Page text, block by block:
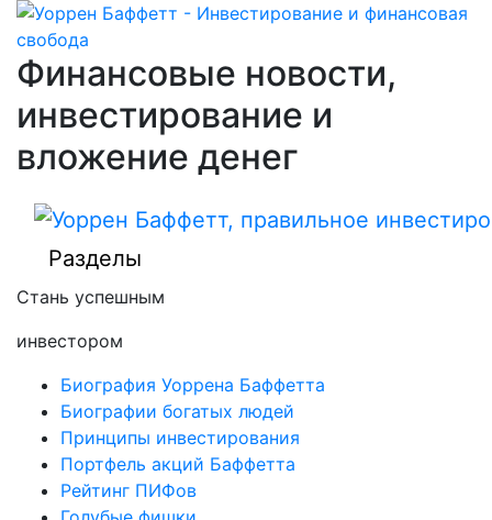
Финансовые новости,
инвестирование и
вложение денег
Разделы
Стань успешным
инвестором
Биография Уоррена Баффетта
Биографии богатых людей
Принципы инвестирования
Портфель акций Баффетта
Рейтинг ПИФов